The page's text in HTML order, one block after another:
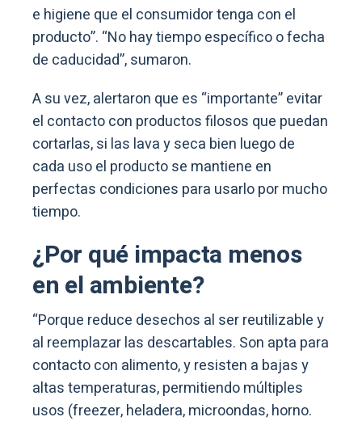
e higiene que el consumidor tenga con el
producto”. “No hay tiempo específico o fecha
de caducidad”, sumaron.
A su vez, alertaron que es “importante” evitar
el contacto con productos filosos que puedan
cortarlas, si las lava y seca bien luego de
cada uso el producto se mantiene en
perfectas condiciones para usarlo por mucho
tiempo.
¿Por qué impacta menos
en el ambiente?
“Porque reduce desechos al ser reutilizable y
al reemplazar las descartables. Son apta para
contacto con alimento, y resisten a bajas y
altas temperaturas, permitiendo múltiples
usos (freezer, heladera, microondas, horno.